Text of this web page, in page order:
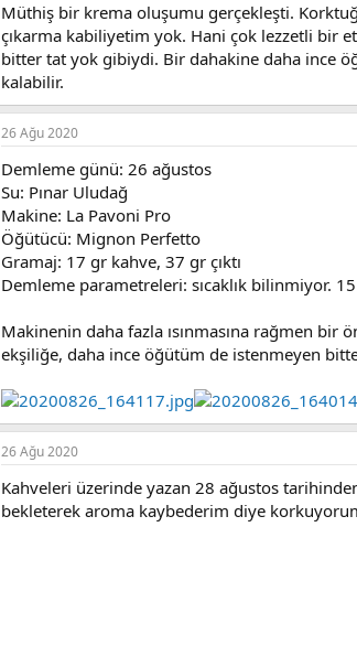
Müthiş bir krema oluşumu gerçekleşti.
çıkarma kabiliyetim yok. Hani çok lezzetli bir
bitter tat yok gibiydi. Bir dahakine daha ince
kalabilir.
26 Ağu 2020
Demleme günü: 26 ağustos
Su: Pınar Uludağ
Makine: La Pavoni Pro
Öğütücü: Mignon Perfetto
Gramaj: 17 gr kahve, 37 gr çıktı
Demleme parametreleri: sıcaklık bilinmiyor.
Makinenin daha fazla ısınmasına rağmen bir
ekşiliğe, daha ince öğütüm de istenmeyen
26 Ağu 2020
Kahveleri üzerinde yazan 28 ağustos
bekleterek aroma kaybederim diye